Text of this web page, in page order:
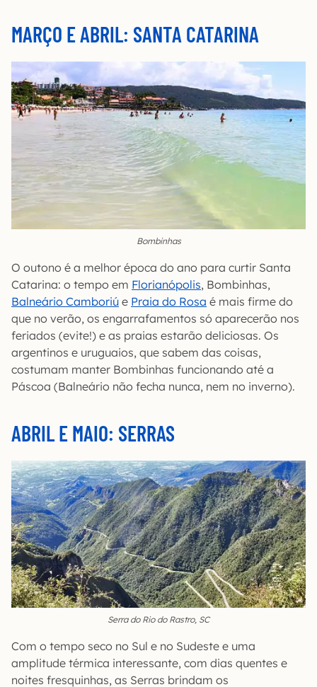
MARÇO E ABRIL: SANTA CATARINA
Bombinhas
O outono é a melhor época do ano para curtir Santa
Catarina: o tempo em Florianópolis, Bombinhas,
Balneário Camboriú e Praia do Rosa é mais firme do
que no verão, os engarrafamentos só aparecerão nos
feriados (evite!) e as praias estarão deliciosas. Os
argentinos e uruguaios, que sabem das coisas,
costumam manter Bombinhas funcionando até a
Páscoa (Balneário não fecha nunca, nem no inverno).
ABRIL E MAIO: SERRAS
Serra do Rio do Rastro, SC
Com o tempo seco no Sul e no Sudeste e uma
amplitude térmica interessante, com dias quentes e
noites fresquinhas, as Serras brindam os